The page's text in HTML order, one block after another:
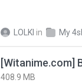
LOLKI in My
[Witanime.com]
408.9 MB